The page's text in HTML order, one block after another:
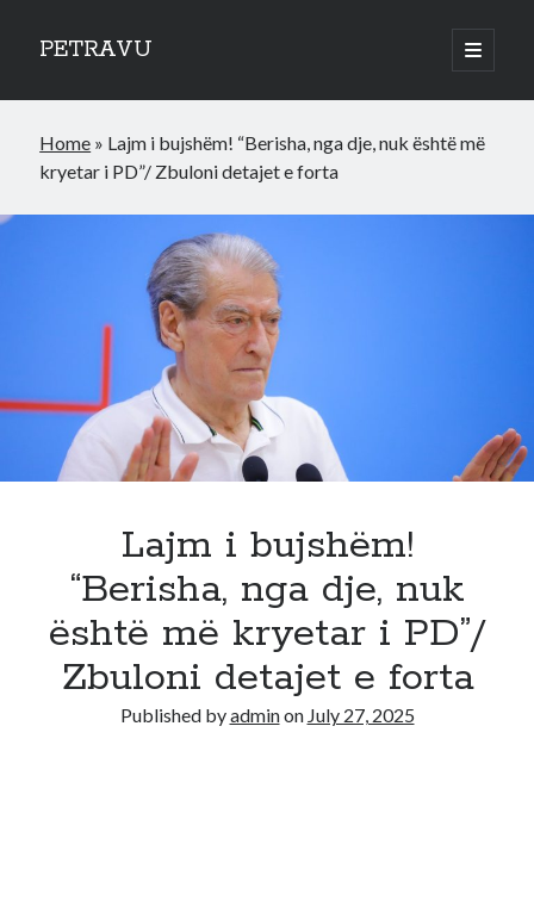
PETRAVU
open
primary
Sidebar
Bank
Credit Cards
Home » Lajm i bujshëm! “Berisha, nga dje, nuk është më
kryetar i PD”/ Zbuloni detajet e forta
Lajm i bujshëm!
“Berisha, nga dje, nuk
është më kryetar i PD”/
Zbuloni detajet e forta
Published byadminon July 27, 2025